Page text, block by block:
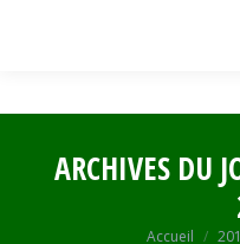
ARCHIVES DU
Vous êtes
Accueil